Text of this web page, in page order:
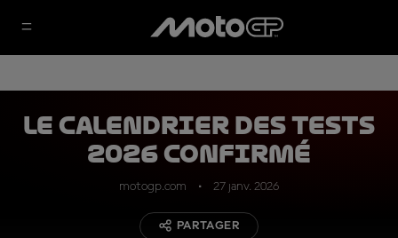
Le calendrier des Tests
2026 confirmé
motogp.com 27 janv. 2026
PARTAGER